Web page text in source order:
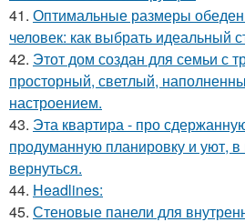
41. Оптимальные размеры
человек: как выбрать идеальный
42. Этот дом создан для семьи с
просторный, светлый,
настроением.
43. Эта квартира - про
продуманную планировку и уют, в
вернуться.
44. Headlines:
45. Стеновые панели для